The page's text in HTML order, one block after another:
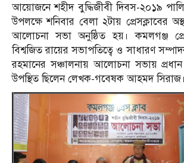
আয়োজনে শহীদ বুদ্ধিজীবী দিবস-২০১৯
উপলক্ষে শনিবার বেলা ২টায় প্রেসক্লাবের
আলোচনা সভা অনুষ্ঠিত হয়। কমলগঞ্জ
বিশ্বজিত রায়ের সভাপতিত্বে ও সাধারণ
রহমানের সঞ্চালনায় আলোচনা সভায়
উপস্থিত ছিলেন লেখক-গবেষক আহমদ সিরাজ।